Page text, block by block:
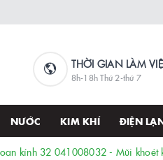
THỜI GIAN LÀM
8h-18h Thứ 2-thứ 7
NƯỚC KIM KHÍ ĐIỆN
kính 32 041008032 - Mũi khoét